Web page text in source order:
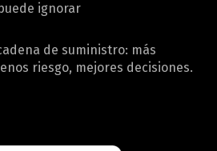
ignorar
de suministro: más
riesgo, mejores decisiones.